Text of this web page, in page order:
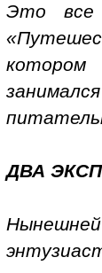
Это все
ДВА